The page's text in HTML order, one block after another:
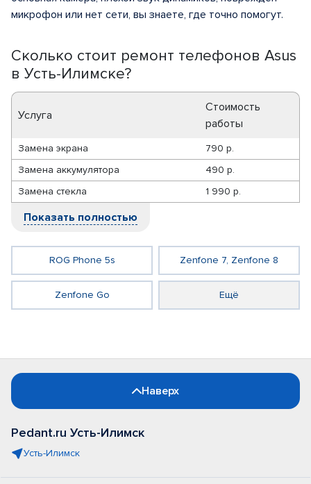
Сколько стоит ремонт телефонов Asus
в Усть-Илимске?
Услуга
Стоимость
работы
Замена экрана
790 р.
Замена аккумулятора
490 р.
Замена стекла
1 990 р.
Показать полностью
ROG Phone 5s Zenfone 7, Zenfone 8
Zenfone Go Ещё
микрофон или нет сети, вы знаете, где точно помогут.
Наверх
Pedant.ru Усть-Илимск
Усть-Илимск